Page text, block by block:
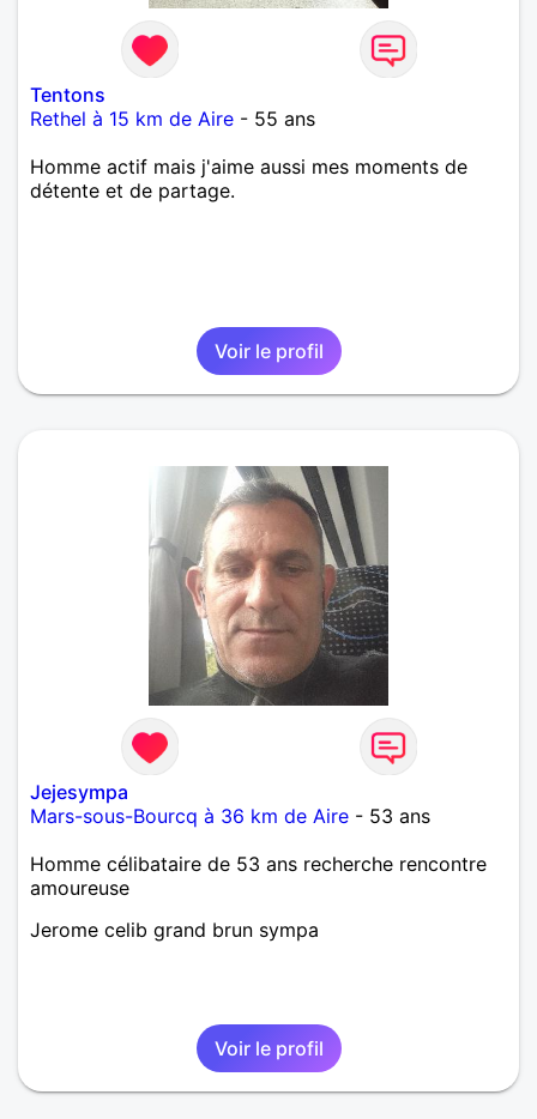
Tentons
Rethel à 15 km de Aire - 55 ans
Homme actif mais j'aime aussi mes moments de
détente et de partage.
Voir le profil
Jejesympa
Mars-sous-Bourcq à 36 km de Aire - 53 ans
Homme célibataire de 53 ans recherche rencontre
amoureuse
Jerome celib grand brun sympa
Voir le profil